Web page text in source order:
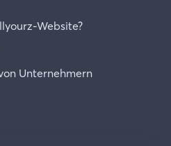
Website?
Unternehmern